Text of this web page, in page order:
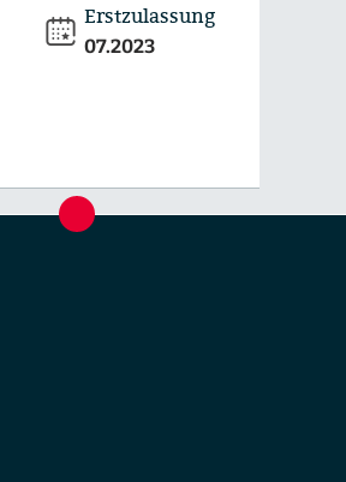
Erstzulassung
07.2023